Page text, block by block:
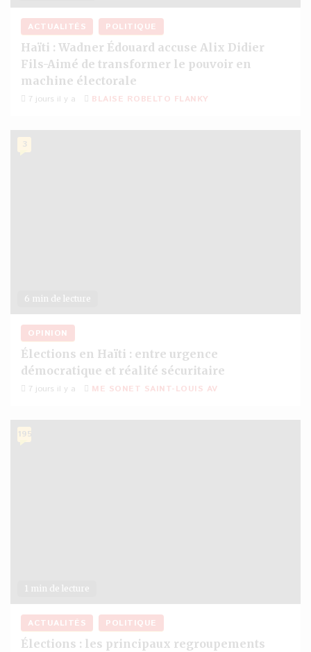
ACTUALITÉS POLITIQUE
Haïti : Wadner Édouard accuse Alix Didier
Fils-Aimé de transformer le pouvoir en
machine électorale
7 jours il y a BLAISE ROBELTO FLANKY
6 min de lecture
3
OPINION
Élections en Haïti : entre urgence
démocratique et réalité sécuritaire
7 jours il y a ME SONET SAINT-LOUIS AV
1 min de lecture
195
ACTUALITÉS POLITIQUE
Élections : les principaux regroupements